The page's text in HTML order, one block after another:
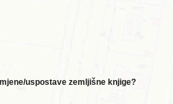
uspostave zemljišne knjige?